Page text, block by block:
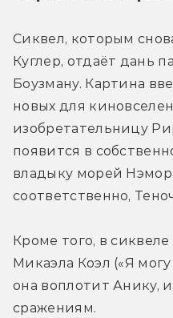
Сиквел, которым
Куглер, отдаёт дань
Боузману. Картина
новых для
изобретательницу
появится в
владыку морей
соответственно,
Кроме того, в
Микаэла Коэл («Я
она воплотит Анику,
сражениям.